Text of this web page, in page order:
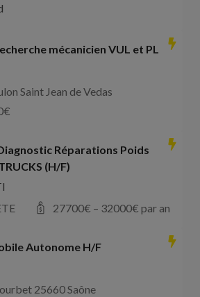
mécanicien VUL et PL
Saint Jean de Vedas
€
Réparations Poids
(H/F)
27700€ – 32000€ par an
Autonome H/F
25660 Saône